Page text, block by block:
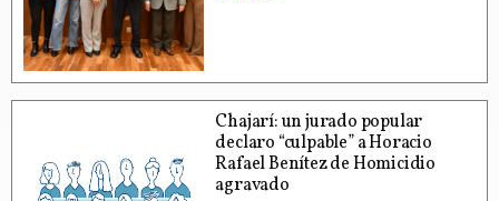
Chajarí: un jurado popular
declaro “culpable” a Horacio
Rafael Benítez de Homicidio
agravado